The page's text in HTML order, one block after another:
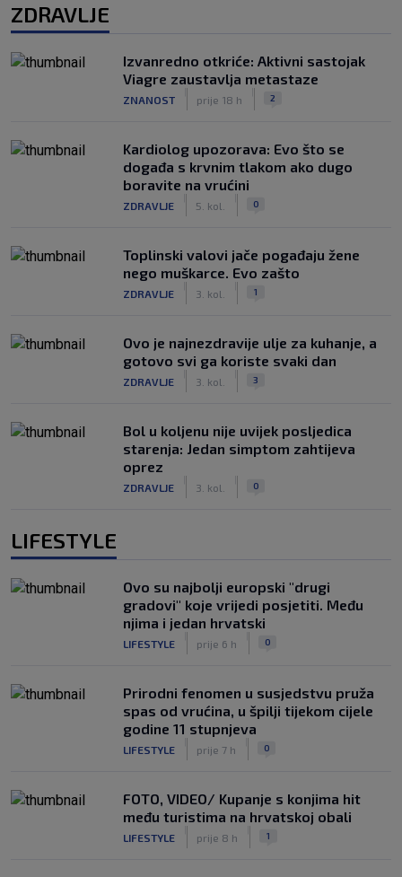
ZDRAVLJE
Izvanredno otkriće: Aktivni sastojak
Viagre zaustavlja metastaze
ZNANOST prije 18 h 2
Kardiolog upozorava: Evo što se
događa s krvnim tlakom ako dugo
boravite na vrućini
ZDRAVLJE 5. kol. 0
Toplinski valovi jače pogađaju žene
nego muškarce. Evo zašto
ZDRAVLJE 3. kol. 1
Ovo je najnezdravije ulje za kuhanje, a
gotovo svi ga koriste svaki dan
ZDRAVLJE 3. kol. 3
Bol u koljenu nije uvijek posljedica
starenja: Jedan simptom zahtijeva
oprez
ZDRAVLJE 3. kol. 0
LIFESTYLE
Ovo su najbolji europski "drugi
gradovi" koje vrijedi posjetiti. Među
njima i jedan hrvatski
LIFESTYLE prije 6 h 0
Prirodni fenomen u susjedstvu pruža
spas od vrućina, u špilji tijekom cijele
godine 11 stupnjeva
LIFESTYLE prije 7 h 0
FOTO, VIDEO/ Kupanje s konjima hit
među turistima na hrvatskoj obali
LIFESTYLE prije 8 h 1